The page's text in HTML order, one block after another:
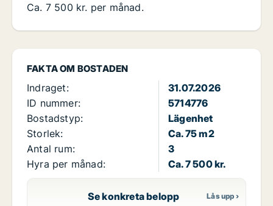
FAKTA OM BOSTADEN
Indraget:
31.07.2026
ID nummer:
5714776
Bostadstyp:
Lägenhet
Storlek:
Ca. 75 m2
Antal rum:
3
Hyra per månad:
Ca. 7 500 kr.
Se konkreta belopp
Ca. 7 500 kr. per månad.